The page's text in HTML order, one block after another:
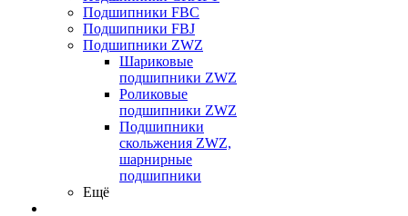
Подшипники FBC
Подшипники FBJ
Подшипники ZWZ
Шариковые
подшипники ZWZ
Роликовые
подшипники ZWZ
Подшипники
скольжения ZWZ,
шарнирные
подшипники
Ещё